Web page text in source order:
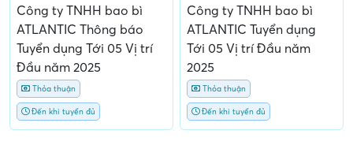
Công ty TNHH bao bì
ATLANTIC Thông báo
Tuyển dụng Tới 05 Vị trí
Đầu năm 2025
Thỏa thuận
Đến khi tuyển đủ
Công ty TNHH bao bì
ATLANTIC Tuyển dụng
Tới 05 Vị trí Đầu năm
2025
Thỏa thuận
Đến khi tuyển đủ